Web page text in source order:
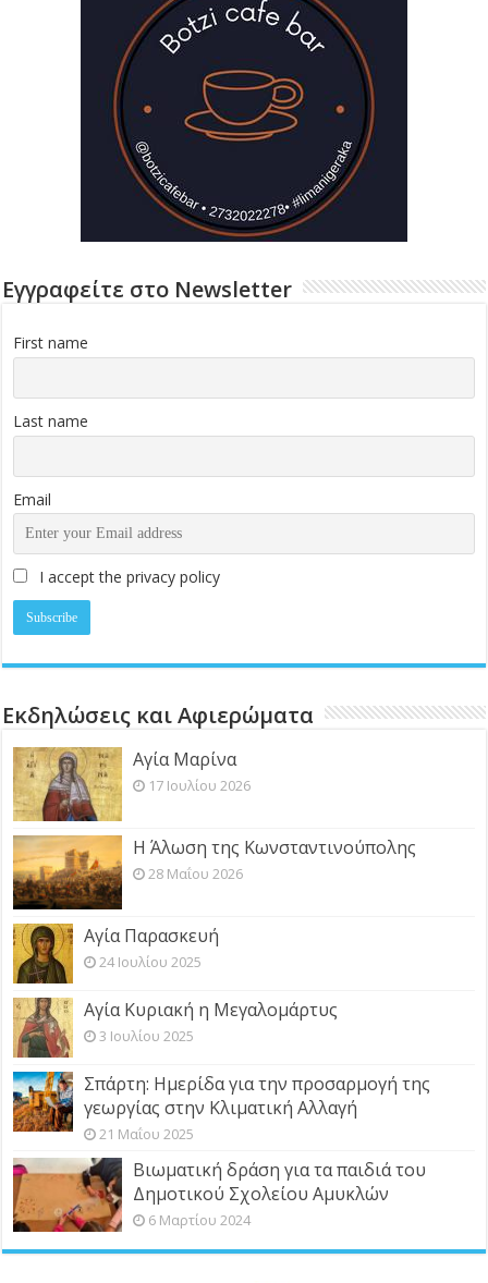
Εγγραφείτε στο Newsletter
First name
Last name
Email
I accept the privacy policy
Εκδηλώσεις και Αφιερώματα
Αγία Μαρίνα
17 Ιουλίου 2026
Η Άλωση της Κωνσταντινούπολης
28 Μαΐου 2026
Αγία Παρασκευή
24 Ιουλίου 2025
Αγία Κυριακή η Μεγαλομάρτυς
3 Ιουλίου 2025
Σπάρτη: Ημερίδα για την προσαρμογή της
γεωργίας στην Κλιματική Αλλαγή
21 Μαΐου 2025
Βιωματική δράση για τα παιδιά του
Δημοτικού Σχολείου Αμυκλών
6 Μαρτίου 2024